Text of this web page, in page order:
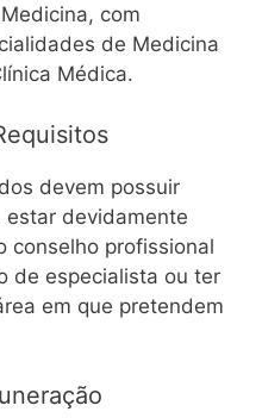
com
de Medicina
Médica.
devem possuir
estar devidamente
conselho profissional
de especialista ou ter
em que pretendem